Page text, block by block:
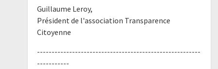
Guillaume Leroy,
Président de l'association Transparence
Citoyenne
--------------------------------------------------------
-----------